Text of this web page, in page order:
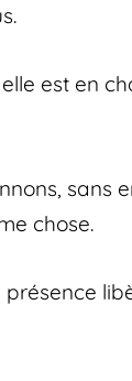
est en
sans
chose.